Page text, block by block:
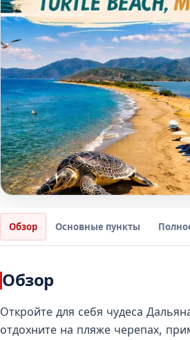
Обзор Основные пункты
Обзор
Откройте для себя чудеса
отдохните на пляже черепах,